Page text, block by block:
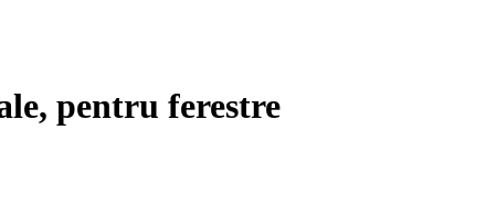
pentru ferestre